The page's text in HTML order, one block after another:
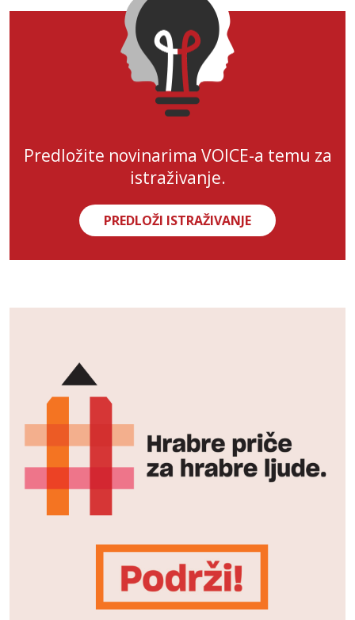
Predložite novinarima VOICE-a temu za
istraživanje.
PREDLOŽI ISTRAŽIVANJE